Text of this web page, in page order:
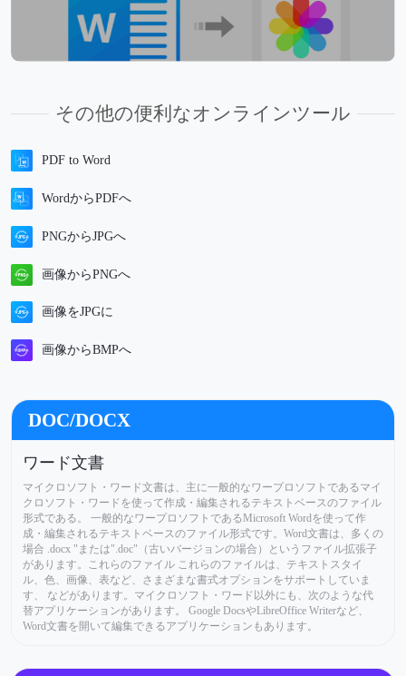
その他の便利なオンラインツール
PDF to Word
WordからPDFへ
PNGからJPGへ
画像からPNGへ
画像をJPGに
画像からBMPへ
DOC/DOCX
ワード文書
マイクロソフト・ワード文書は、主に一般的なワープロソフトであるマイ
クロソフト・ワードを使って作成・編集されるテキストベースのファイル
形式である。 一般的なワープロソフトであるMicrosoft Wordを使って作
成・編集されるテキストベースのファイル形式です。Word文書は、多くの
場合 .docx "または".doc"（古いバージョンの場合）というファイル拡張子
があります。これらのファイル これらのファイルは、テキストスタイ
ル、色、画像、表など、さまざまな書式オプションをサポートしていま
す、 などがあります。マイクロソフト・ワード以外にも、次のような代
替アプリケーションがあります。 Google DocsやLibreOffice Writerなど、
Word文書を開いて編集できるアプリケーションもあります。